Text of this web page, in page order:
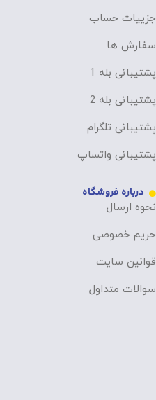
جزییات حساب
سفارش ها
پشتیبانی بله 1
پشتیبانی بله 2
پشتیبانی تلگرام
پشتیبانی واتساپ
درباره فروشگاه
نحوه ارسال
حریم خصوصی
قوانین سایت
سوالات متداول